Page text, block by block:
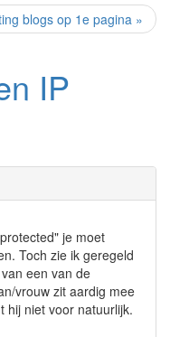
blogs op 1e pagina »
IP
je moet
Toch zie ik geregeld
een van de
vrouw zit aardig mee
hij niet voor natuurlijk.